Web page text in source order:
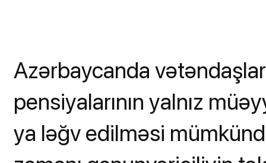
Azərbaycanda
pensiyalarının yalnız
ya ləğv edilməsi